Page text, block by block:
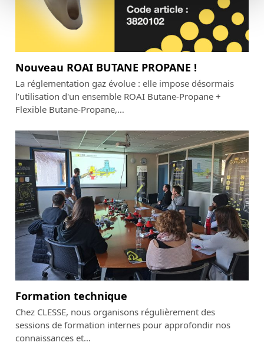
Nouveau ROAI BUTANE PROPANE !
La réglementation gaz évolue : elle impose désormais
l’utilisation d'un ensemble ROAI Butane-Propane +
Flexible Butane-Propane,…
Formation technique
Chez CLESSE, nous organisons régulièrement des
sessions de formation internes pour approfondir nos
connaissances et…